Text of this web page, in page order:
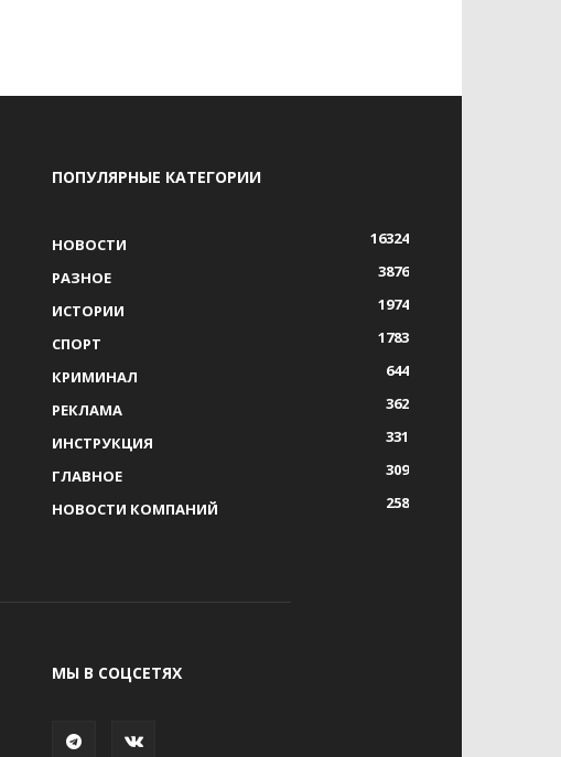
ПОПУЛЯРНЫЕ КАТЕГОРИИ
НОВОСТИ
16324
РАЗНОЕ
3876
ИСТОРИИ
1974
СПОРТ
1783
КРИМИНАЛ
644
РЕКЛАМА
362
ИНСТРУКЦИЯ
331
ГЛАВНОЕ
309
НОВОСТИ КОМПАНИЙ
258
МЫ В СОЦСЕТЯХ